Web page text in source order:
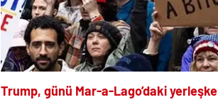
Trump, günü Mar-a-Lago’daki